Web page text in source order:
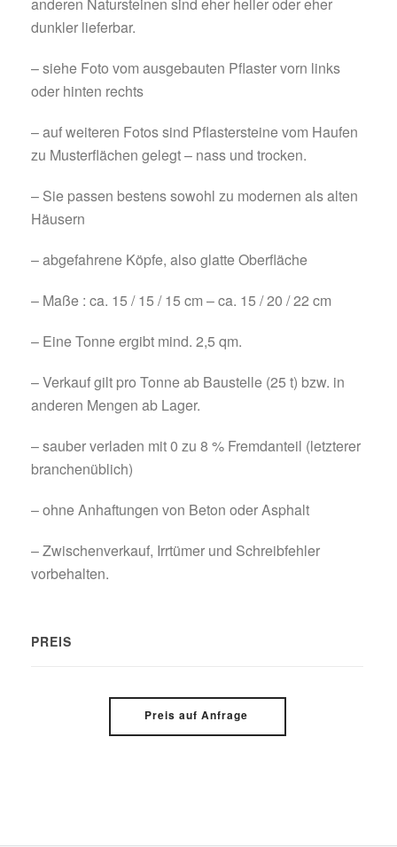
anderen Natursteinen sind eher heller oder eher
dunkler lieferbar.
– siehe Foto vom ausgebauten Pflaster vorn links
oder hinten rechts
– auf weiteren Fotos sind Pflastersteine vom Haufen
zu Musterflächen gelegt – nass und trocken.
– Sie passen bestens sowohl zu modernen als alten
Häusern
– abgefahrene Köpfe, also glatte Oberfläche
– Maße : ca. 15 / 15 / 15 cm – ca. 15 / 20 / 22 cm
– Eine Tonne ergibt mind. 2,5 qm.
– Verkauf gilt pro Tonne ab Baustelle (25 t) bzw. in
anderen Mengen ab Lager.
– sauber verladen mit 0 zu 8 % Fremdanteil (letzterer
branchenüblich)
– ohne Anhaftungen von Beton oder Asphalt
– Zwischenverkauf, Irrtümer und Schreibfehler
vorbehalten.
PREIS
Preis auf Anfrage